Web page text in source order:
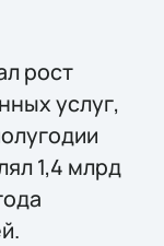
рост
услуг,
1,4 млрд